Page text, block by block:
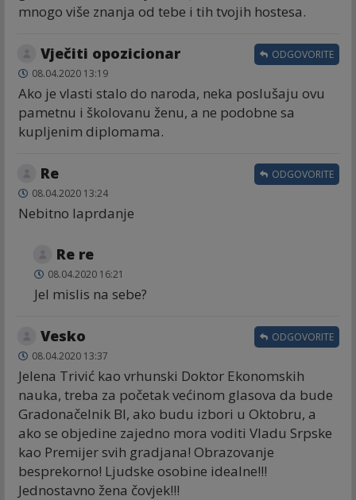
mnogo više znanja od tebe i tih tvojih hostesa.
Vječiti opozicionar
08.04.2020 13:19
Ako je vlasti stalo do naroda, neka poslušaju ovu
pametnu i školovanu ženu, a ne podobne sa
kupljenim diplomama.
ODGOVORITE
Re
08.04.2020 13:24
Nebitno laprdanje
ODGOVORITE
Re re
08.04.2020 16:21
Jel mislis na sebe?
Vesko
08.04.2020 13:37
Jelena Trivić kao vrhunski Doktor Ekonomskih
nauka, treba za početak većinom glasova da bude
Gradonačelnik Bl, ako budu izbori u Oktobru, a
ako se objedine zajedno mora voditi Vladu Srpske
kao Premijer svih gradjana! Obrazovanje
besprekorno! Ljudske osobine idealne!!!
Jednostavno žena čovjek!!!
ODGOVORITE